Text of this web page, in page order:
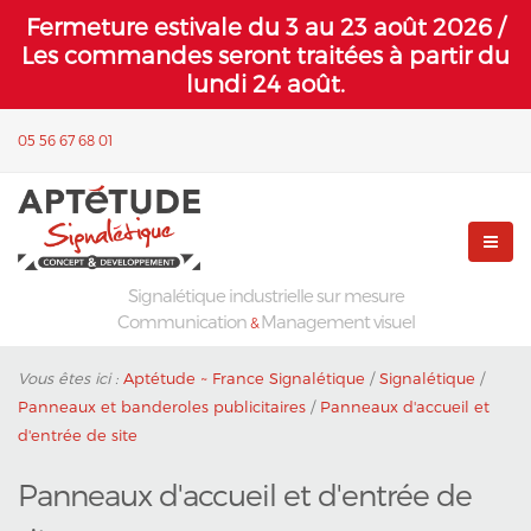
Fermeture estivale du 3 au 23 août 2026 /
Les commandes seront traitées à partir du
lundi 24 août.
05 56 67 68 01
Signalétique industrielle sur mesure
Communication & Management visuel
Vous êtes ici : Aptétude ~ France Signalétique /Signalétique /
Panneaux et banderoles publicitaires / Panneaux d'accueil et
d'entrée de site
Panneaux d'accueil et d'entrée de